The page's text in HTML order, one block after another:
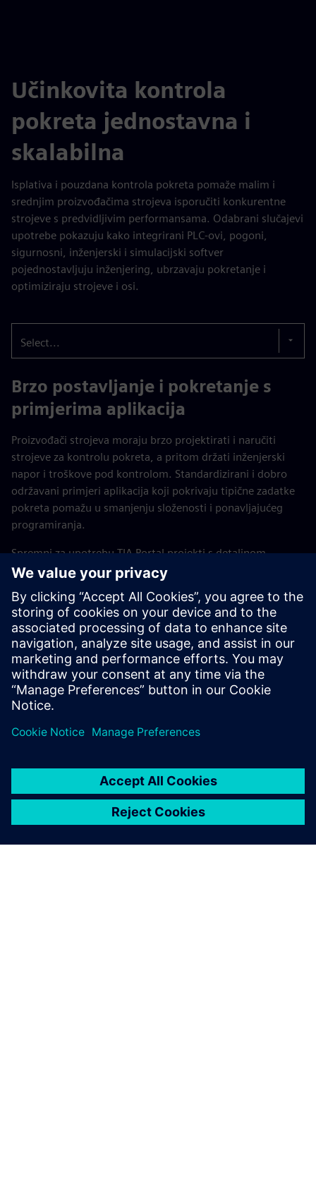
Učinkovita kontrola
pokreta jednostavna i
skalabilna
Isplativa i pouzdana kontrola pokreta pomaže malim i
srednjim proizvođačima strojeva isporučiti konkurentne
strojeve s predvidljivim performansama. Odabrani slučajevi
upotrebe pokazuju kako integrirani PLC-ovi, pogoni,
sigurnosni, inženjerski i simulacijski softver
pojednostavljuju inženjering, ubrzavaju pokretanje i
optimiziraju strojeve i osi.
Select...
Brzo postavljanje i pokretanje s
primjerima aplikacija
Proizvođači strojeva moraju brzo projektirati i naručiti
strojeve za kontrolu pokreta, a pritom držati inženjerski
napor i troškove pod kontrolom. Standardizirani i dobro
održavani primjeri aplikacija koji pokrivaju tipične zadatke
pokreta pomažu u smanjenju složenosti i ponavljajućeg
programiranja.
Spremni za upotrebu TIA Portal projekti s detaljnom
dokumentacijom i dodatnom podrškom za simulaciju
To skraćuje vrijeme pokretanja, smanjuje rizik od puštanja u
rad i poboljšava ukupnu inženjersku učinkovitost.